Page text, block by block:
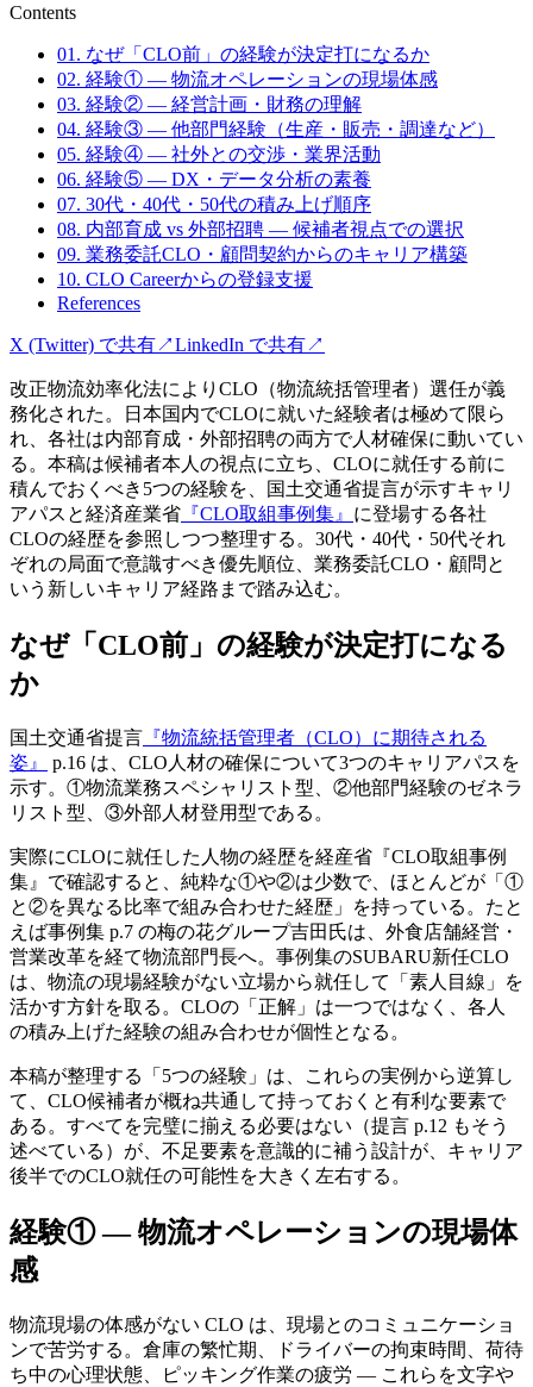
Contents
01. なぜ「CLO前」の経験が決定打になるか
02. 経験① — 物流オペレーションの現場体感
03. 経験② — 経営計画・財務の理解
04. 経験③ — 他部門経験（生産・販売・調達など）
05. 経験④ — 社外との交渉・業界活動
06. 経験⑤ — DX・データ分析の素養
07. 30代・40代・50代の積み上げ順序
08. 内部育成 vs 外部招聘 — 候補者視点での選択
09. 業務委託CLO・顧問契約からのキャリア構築
10. CLO Careerからの登録支援
References
X (Twitter) で共有↗LinkedIn で共有↗
改正物流効率化法によりCLO（物流統括管理者）選任が義
務化された。日本国内でCLOに就いた経験者は極めて限ら
れ、各社は内部育成・外部招聘の両方で人材確保に動いてい
る。本稿は候補者本人の視点に立ち、CLOに就任する前に
積んでおくべき5つの経験を、国土交通省提言が示すキャリ
アパスと経済産業省 『CLO取組事例集』 に登場する各社
CLOの経歴を参照しつつ整理する。30代・40代・50代それ
ぞれの局面で意識すべき優先順位、業務委託CLO・顧問と
いう新しいキャリア経路まで踏み込む。
なぜ「CLO前」の経験が決定打になる
か
国土交通省提言 『物流統括管理者（CLO）に期待される
姿』
p.16 は、CLO人材の確保について3つのキャリアパスを
示す。①物流業務スペシャリスト型、②他部門経験のゼネラ
リスト型、③外部人材登用型である。
実際にCLOに就任した人物の経歴を経産省『CLO取組事例
集』で確認すると、純粋な①や②は少数で、ほとんどが「①
と②を異なる比率で組み合わせた経歴」を持っている。たと
えば事例集 p.7 の梅の花グループ吉田氏は、外食店舗経営・
営業改革を経て物流部門長へ。事例集のSUBARU新任CLO
は、物流の現場経験がない立場から就任して「素人目線」を
活かす方針を取る。CLOの「正解」は一つではなく、各人
の積み上げた経験の組み合わせが個性となる。
本稿が整理する「5つの経験」は、これらの実例から逆算し
て、CLO候補者が概ね共通して持っておくと有利な要素で
ある。すべてを完璧に揃える必要はない（提言 p.12 もそう
述べている）が、不足要素を意識的に補う設計が、キャリア
後半でのCLO就任の可能性を大きく左右する。
経験① — 物流オペレーションの現場体
感
物流現場の体感がない CLO は、現場とのコミュニケーショ
ンで苦労する。倉庫の繁忙期、ドライバーの拘束時間、荷待
ち中の心理状態、ピッキング作業の疲労 — これらを文字や